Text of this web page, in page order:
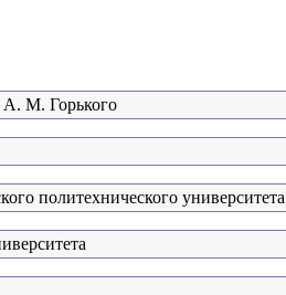
А. М. Горького
политехнического университета